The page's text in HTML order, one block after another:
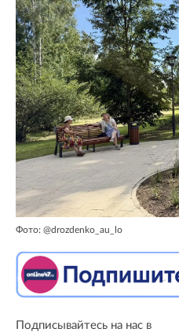
Фото: @drozdenko_au_lo
Подписывайтесь на нас в